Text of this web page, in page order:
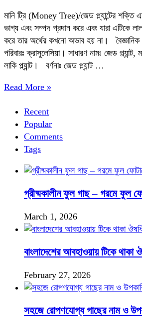
মানি ট্রি (Money Tree)/জেড প্ল্যান্টের শক্তি
ভাগ্য এবং সম্পদ প্রদান করে এবং যারা এটিকে
করে তার অর্থের কখনো অভাব হয় না। বৈজ্ঞানিক
পরিবারঃ ক্রাসুলেসিয়া। সাধারণ নামঃ জেড প্ল্যান্ট,
লাকি প্ল্যান্ট। বর্ণনাঃ জেড প্ল্যান্ট …
Read More »
Recent
Popular
Comments
Tags
গ্রীষ্মকালীন ফুল গাছ – গরমে ফুল
March 1, 2026
বাংলাদেশের আবহাওয়ায় টিকে থাকা
February 27, 2026
সহজে রোপণযোগ্য গাছের নাম ও